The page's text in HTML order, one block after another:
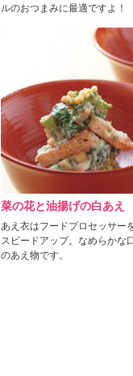
ルのおつまみに最適ですよ！
菜の花と油揚げの白あえ
あえ衣はフードプロセッサー
スピードアップ。なめらかな
のあえ物です。